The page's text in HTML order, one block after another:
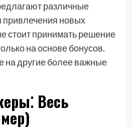
различные
привлечения новых
стоит принимать решение
на основе бонусов.
на другие более важные
Весь